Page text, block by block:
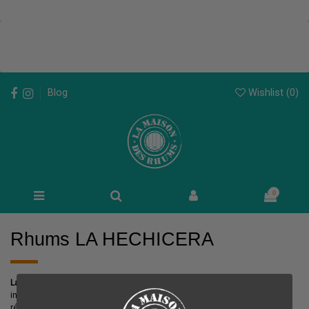
Blog Wishlist (0)
0
Rhums LA HECHICERA
La Hechicera
intermédiaire entre le spiritueux mis en fût et celui mis en bouteille. En